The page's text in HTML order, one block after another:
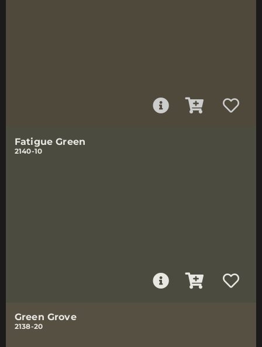
Fatigue Green
2140-10
Green Grove
2138-20